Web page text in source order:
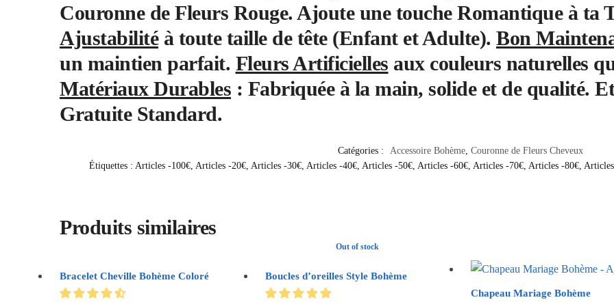
Couronne de Fleurs Rouge. Ajoute une touche Romantique à ta
Ajustabilitéà toute taille de tête (Enfant et Adulte).Bon
un maintien parfait. Fleurs Artificielles aux couleurs naturelles
Matériaux Durables : Fabriquée à la main, solide et de qualité.
Gratuite Standard.
Catégories : Accessoire Bohème, Couronne de Fleurs Cheveux
Étiquettes : Articles -100€, Articles -20€, Articles -30€, Articles -40€, Articles -50€, Articles -60€, Articles -70€, Articles -80€,
Produits similaires
Bracelet Cheville Bohème Coloré
Out of stock
Boucles d’oreilles Style Bohème
Chapeau Mariage Bohème